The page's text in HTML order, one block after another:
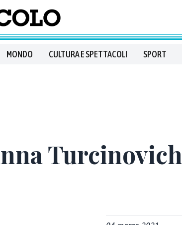
MONDO CULTURA E SPETTACOLI SPORT
Turcinovich